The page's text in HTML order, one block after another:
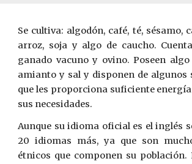
Se cultiva: algodón, café, té, sésamo,
arroz, soja y algo de caucho.
ganado vacuno y ovino. Poseen
amianto y sal y disponen de algunos
que les proporciona suficiente
sus necesidades.
Aunque su idioma oficial es el inglés
20 idiomas más, ya que son
étnicos que componen su población.